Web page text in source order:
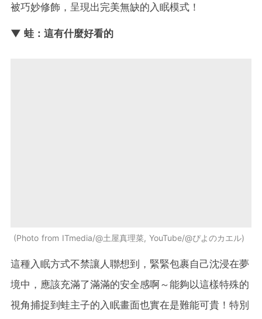
被巧妙修飾，呈現出完美無缺的入眠模式！
▼ 蛙：這有什麼好看的
Photo from ITmedia/@土屋真理菜, YouTube/@ぴよのカエル
這種入眠方式不禁讓人聯想到，緊緊包裹自己沈浸在夢
境中，應該充滿了滿滿的安全感啊～能夠以這樣特殊的
視角捕捉到蛙主子的入眠畫面也實在是難能可貴！特別